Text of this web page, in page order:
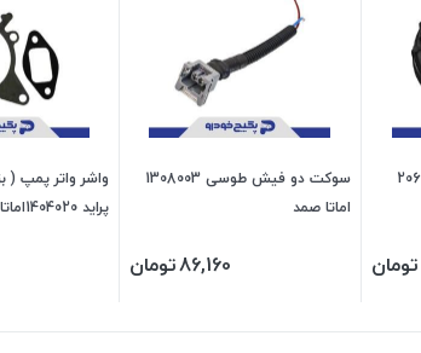
مهره درب باک ( رینگی ) پژو 206
تومان
سوکت دو فیش طوسی 1308003
اماتا صمد
86,160تومان
واشر واتر پمپ
پراید 1404020اماتا صمد